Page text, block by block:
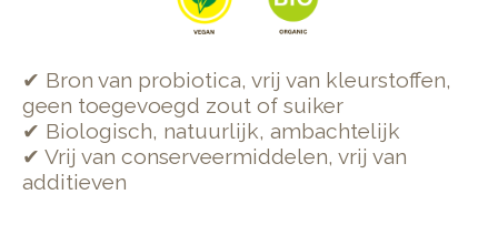
✔ Bron van probiotica, vrij van kleurstoffen,
geen toegevoegd zout of suiker
✔ Biologisch, natuurlijk, ambachtelijk
✔ Vrij van conserveermiddelen, vrij van
additieven